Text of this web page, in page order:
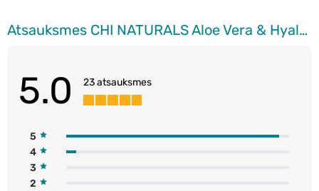
Atsauksmes CHI NATURALS Aloe Vera & Hyaluronic Acid intensīvi mitrinoša maska matiem, 177ml
5.0 23 atsauksmes
5
4
3
2